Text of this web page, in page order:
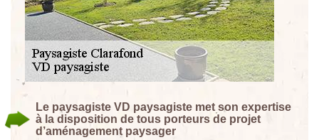
Le paysagiste VD paysagiste met son expertise
à la disposition de tous porteurs de projet
d’aménagement paysager